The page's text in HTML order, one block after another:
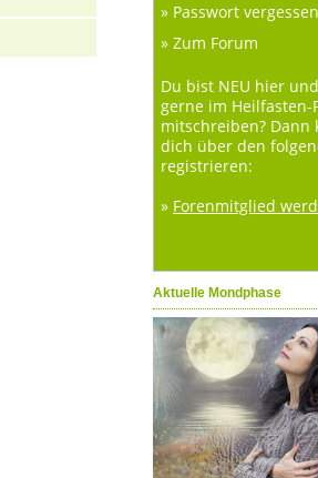
» Passwort
» Zum Forum
Du bist NEU hier
gerne im Heilfasten-
mitschreiben? Dann
dich über den
registrieren:
» Forenmitglied
Aktuelle Mondphase